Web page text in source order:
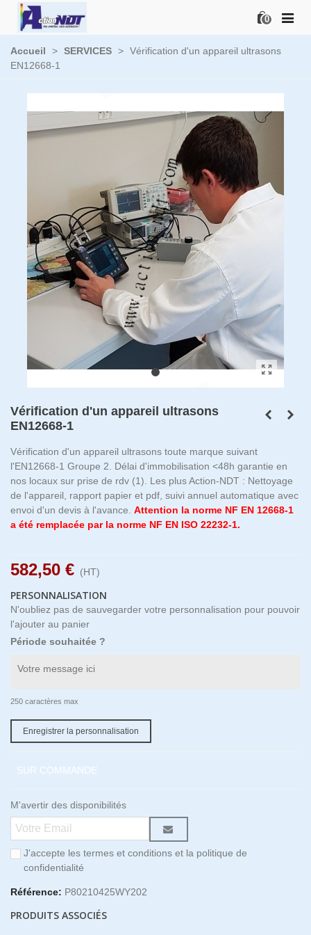
0
Accueil > SERVICES > Vérification d'un appareil ultrasons
EN12668-1
Vérification d'un appareil ultrasons
EN12668-1
Vérification d'un appareil ultrasons toute marque suivant
l'EN12668-1 Groupe 2. Délai d'immobilisation <48h garantie en
nos locaux sur prise de rdv (1). Les plus Action-NDT : Nettoyage
de l'appareil, rapport papier et pdf, suivi annuel automatique avec
envoi d'un devis à l'avance. Attention la norme NF EN 12668-1
a été remplacée par la norme NF EN ISO 22232-1.
582,50 € (HT)
PERSONNALISATION
N'oubliez pas de sauvegarder votre personnalisation pour pouvoir
l'ajouter au panier
Période souhaitée ?
250 caractères max
Enregistrer la personnalisation
SUR COMMANDE
M'avertir des disponibilités
J'accepte les termes et conditions et la politique de
confidentialité
Référence: P80210425WY202
PRODUITS ASSOCIÉS